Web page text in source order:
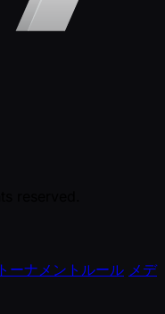
トーナメントルール メデ